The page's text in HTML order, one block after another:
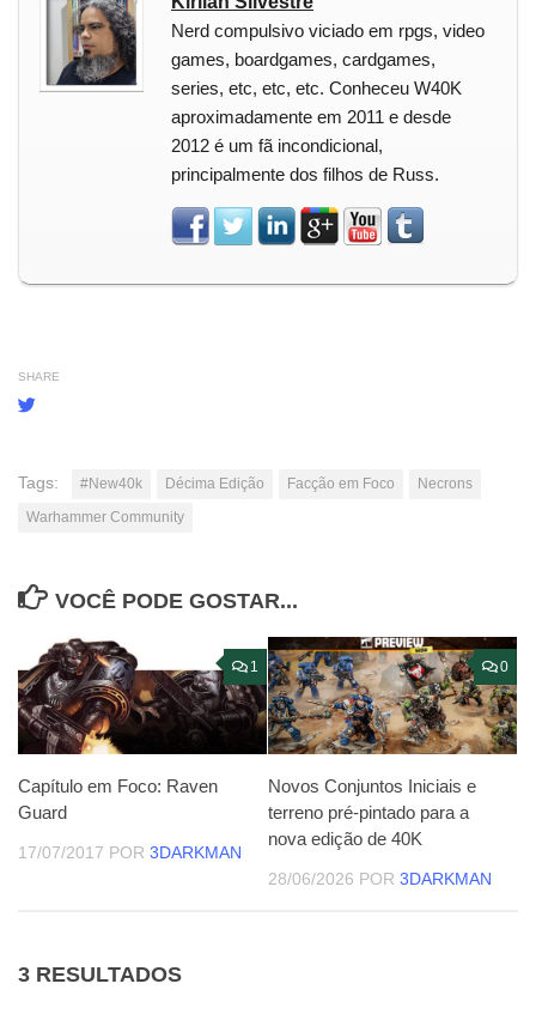
Nerd compulsivo viciado em rpgs, video
games, boardgames, cardgames,
series, etc, etc, etc. Conheceu W40K
aproximadamente em 2011 e desde
2012 é um fã incondicional,
principalmente dos filhos de Russ.
SHARE
Tags: #New40k Décima Edição Facção em Foco
Necrons
Warhammer Community
VOCÊ PODE GOSTAR...
1
Capítulo em Foco: Raven
Guard
17/07/2017 POR 3DARKMAN
0
Novos Conjuntos Iniciais e
terreno pré-pintado para a
nova edição de 40K
28/06/2026 POR 3DARKMAN
3 RESULTADOS